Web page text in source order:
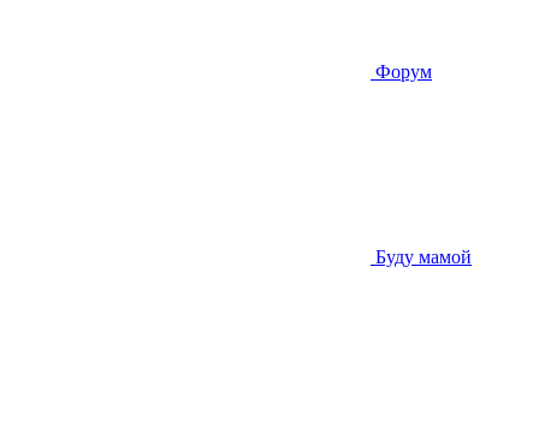
Форум
Буду мамой